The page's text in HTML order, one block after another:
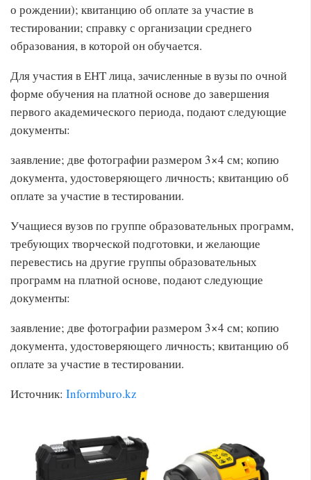
о рождении); квитанцию об оплате за участие в
тестировании; справку с организации среднего
образования, в которой он обучается.
Для участия в ЕНТ лица, зачисленные в вузы по очной
форме обучения на платной основе до завершения
первого академического периода, подают следующие
документы:
заявление; две фотографии размером 3×4 см; копию
документа, удостоверяющего личность; квитанцию об
оплате за участие в тестировании.
Учащиеся вузов по группе образовательных программ,
требующих творческой подготовки, и желающие
перевестись на другие группы образовательных
программ на платной основе, подают следующие
документы:
заявление; две фотографии размером 3×4 см; копию
документа, удостоверяющего личность; квитанцию об
оплате за участие в тестировании.
Источник: Informburo.kz